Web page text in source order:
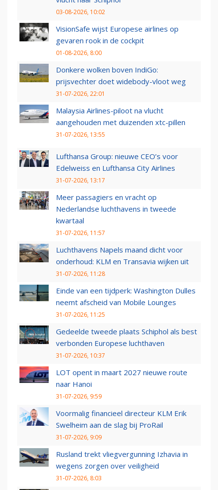
03-08-2026, 10:02
VisionSafe wijst Europese airlines op
gevaren rook in de cockpit
01-08-2026, 8:00
Donkere wolken boven IndiGo:
prijsvechter doet widebody-vloot weg
31-07-2026, 22:01
Malaysia Airlines-piloot na vlucht
aangehouden met duizenden xtc-pillen
31-07-2026, 13:55
Lufthansa Group: nieuwe CEO’s voor
Edelweiss en Lufthansa City Airlines
31-07-2026, 13:17
Meer passagiers en vracht op
Nederlandse luchthavens in tweede
kwartaal
31-07-2026, 11:57
Luchthavens Napels maand dicht voor
onderhoud: KLM en Transavia wijken uit
31-07-2026, 11:28
Einde van een tijdperk: Washington Dulles
neemt afscheid van Mobile Lounges
31-07-2026, 11:25
Gedeelde tweede plaats Schiphol als best
verbonden Europese luchthaven
31-07-2026, 10:37
LOT opent in maart 2027 nieuwe route
naar Hanoi
31-07-2026, 9:59
Voormalig financieel directeur KLM Erik
Swelheim aan de slag bij ProRail
31-07-2026, 9:09
Rusland trekt vliegvergunning Izhavia in
wegens zorgen over veiligheid
31-07-2026, 8:03